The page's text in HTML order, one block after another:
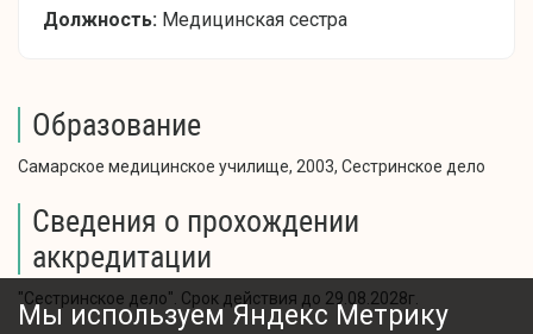
Должность: Медицинская сестра
Образование
Самарское медицинское училище, 2003, Сестринское дело
Сведения о прохождении
аккредитации
"Сестринское дело". Срок действия до 29.08.2028г.
Мы используем Яндекс Метрику